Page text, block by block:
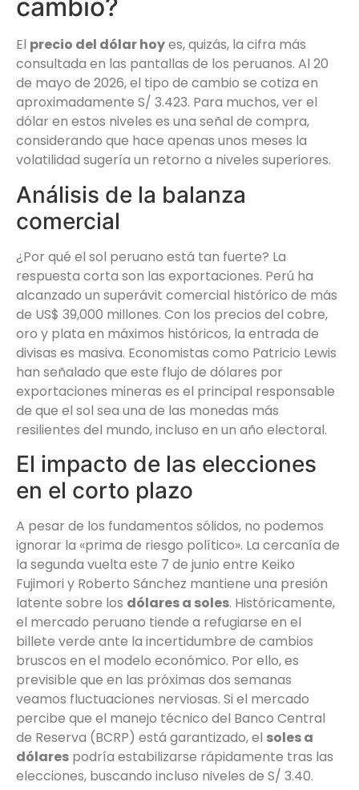
cambio?
El precio del dólar hoyes, quizás, la cifra más
consultada en las pantallas de los peruanos. Al 20
de mayo de 2026, el tipo de cambio se cotiza en
aproximadamente S/ 3.423. Para muchos, ver el
dólar en estos niveles es una señal de compra,
considerando que hace apenas unos meses la
volatilidad sugería un retorno a niveles superiores.
Análisis de la balanza
comercial
¿Por qué el sol peruano está tan fuerte? La
respuesta corta son las exportaciones. Perú ha
alcanzado un superávit comercial histórico de más
de US$ 39,000 millones. Con los precios del cobre,
oro y plata en máximos históricos, la entrada de
divisas es masiva. Economistas como Patricio Lewis
han señalado que este flujo de dólares por
exportaciones mineras es el principal responsable
de que el sol sea una de las monedas más
resilientes del mundo, incluso en un año electoral.
El impacto de las elecciones
en el corto plazo
A pesar de los fundamentos sólidos, no podemos
ignorar la «prima de riesgo político». La cercanía de
la segunda vuelta este 7 de junio entre Keiko
Fujimori y Roberto Sánchez mantiene una presión
latente sobre los dólares a soles. Históricamente,
el mercado peruano tiende a refugiarse en el
billete verde ante la incertidumbre de cambios
bruscos en el modelo económico. Por ello, es
previsible que en las próximas dos semanas
veamos fluctuaciones nerviosas. Si el mercado
percibe que el manejo técnico del Banco Central
de Reserva (BCRP) está garantizado, el soles a
dólares podría estabilizarse rápidamente tras las
elecciones, buscando incluso niveles de S/ 3.40.